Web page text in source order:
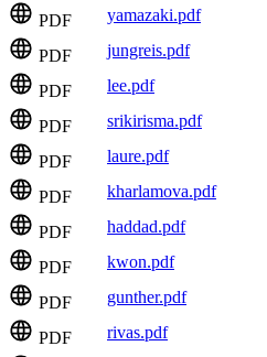
PDF yamazaki.pdf
PDF jungreis.pdf
PDF lee.pdf
PDF srikirisma.pdf
PDF laure.pdf
PDF kharlamova.pdf
PDF haddad.pdf
PDF kwon.pdf
PDF gunther.pdf
PDF rivas.pdf